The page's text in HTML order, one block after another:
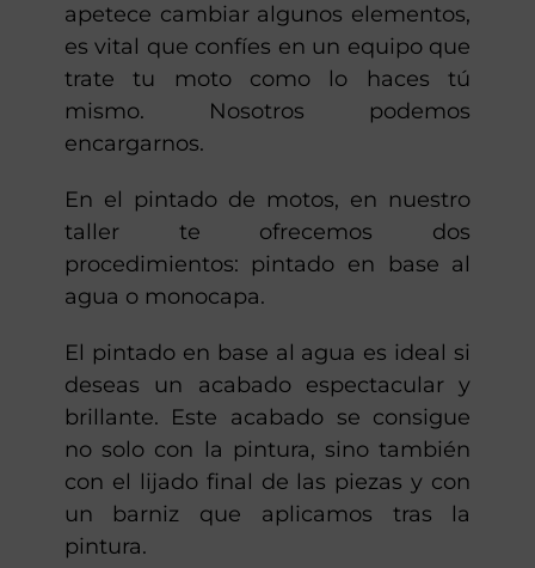
apetece cambiar algunos elementos,
es vital que confíes en un equipo que
trate tu moto como lo haces tú
mismo. Nosotros podemos
encargarnos.
En el pintado de motos, en nuestro
taller te ofrecemos dos
procedimientos: pintado en base al
agua o monocapa.
El pintado en base al agua es ideal si
deseas un acabado espectacular y
brillante. Este acabado se consigue
no solo con la pintura, sino también
con el lijado final de las piezas y con
un barniz que aplicamos tras la
pintura.